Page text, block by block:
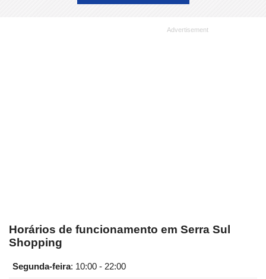
Horários de funcionamento em Serra Sul
Shopping
Segunda-feira: 10:00 - 22:00